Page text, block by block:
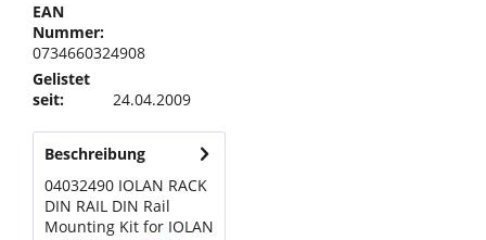
EAN
Nummer:
0734660324908
Gelistet
seit:
24.04.2009
Beschreibung
04032490 IOLAN RACK
DIN RAIL DIN Rail
Mounting Kit for IOLAN